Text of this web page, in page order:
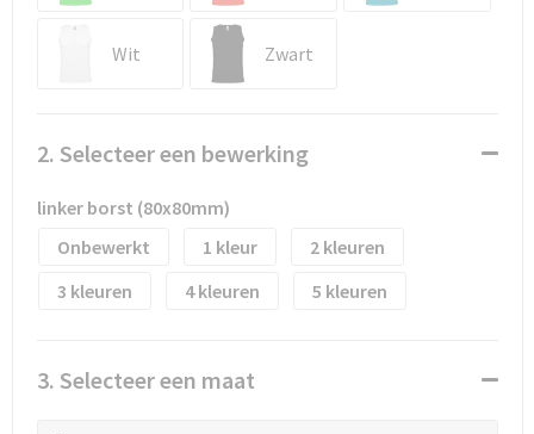
Reistassen
Schoenentassen
Schoudertassen
Veiligheidsvesten en Veiligheidshesjes
Gehoorbescherming
Ademhalingsbescherming
Wit Zwart
2. Selecteer een bewerking
linker borst (80x80mm)
Onbewerkt
1
2
3
4 5
3. Selecteer een maat